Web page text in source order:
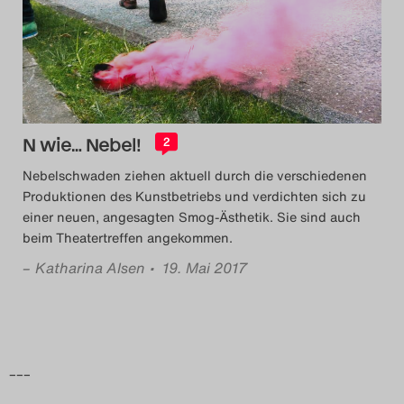
Das Theatertreffen-Blog
2014
Das Theatertreffen-Blog
2015
Das Theatertreffen-Blog
2016
Das Theatertreffen-Blog
N wie… Nebel! 2
Nebelschwaden ziehen aktuell durch die verschiedenen
Produktionen des Kunstbetriebs und verdichten sich zu
einer neuen, angesagten Smog-Ästhetik. Sie sind auch
beim Theatertreffen angekommen.
– Katharina Alsen • 19. Mai 2017
–––